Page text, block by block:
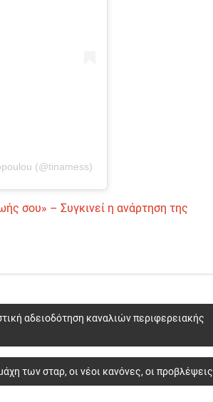
(@tinamess)
σου» – Συγκινεί η ανάρτηση της
αδειοδότηση καναλιών περιφερειακής
των σταρ, οι νέοι κανόνες, οι προβλέψεις